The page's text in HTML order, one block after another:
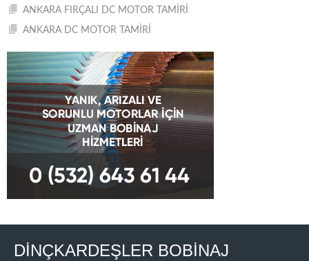
ANKARA FIRÇALI DC MOTOR TAMİRİ
ANKARA DC MOTOR TAMİRİ
DİNÇKARDEŞLER BOBİNAJ